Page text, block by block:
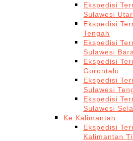
Ekspedisi
Sulawesi
Ekspedisi
Tengah
Ekspedisi
Sulawesi
Ekspedisi
Gorontalo
Ekspedisi
Sulawesi
Ekspedisi
Sulawesi
Ke Kalimantan
Ekspedisi
Kalimantan